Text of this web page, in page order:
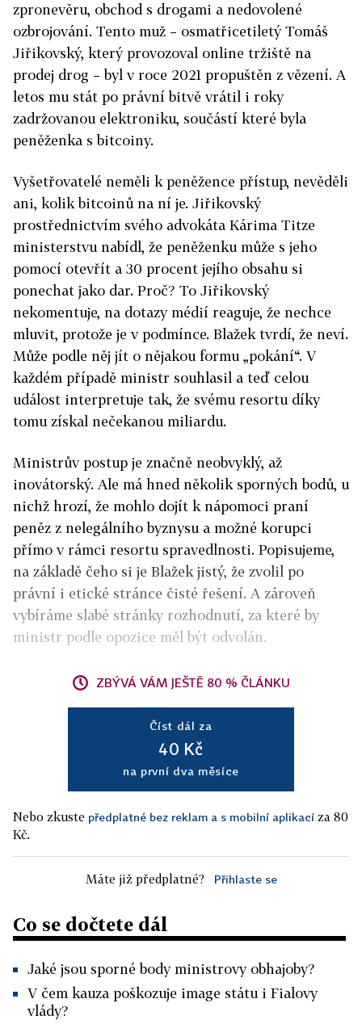
zpronevěru, obchod s drogami a nedovolené
ozbrojování. Tento muž – osmatřicetiletý Tomáš
Jiřikovský, který provozoval online tržiště na
prodej drog – byl v roce 2021 propuštěn z vězení. A
letos mu stát po právní bitvě vrátil i roky
zadržovanou elektroniku, součástí které byla
peněženka s bitcoiny.
Vyšetřovatelé neměli k peněžence přístup, nevěděli
ani, kolik bitcoinů na ní je. Jiřikovský
prostřednictvím svého advokáta Kárima Titze
ministerstvu nabídl, že peněženku může s jeho
pomocí otevřít a 30 procent jejího obsahu si
ponechat jako dar. Proč? To Jiřikovský
nekomentuje, na dotazy médií reaguje, že nechce
mluvit, protože je v podmínce. Blažek tvrdí, že neví.
Může podle něj jít o nějakou formu „pokání“. V
každém případě ministr souhlasil a teď celou
událost interpretuje tak, že svému resortu díky
tomu získal nečekanou miliardu.
Ministrův postup je značně neobvyklý, až
inovátorský. Ale má hned několik sporných bodů, u
nichž hrozí, že mohlo dojít k nápomoci praní
peněz z nelegálního byznysu a možné korupci
přímo v rámci resortu spravedlnosti. Popisujeme,
na základě čeho si je Blažek jistý, že zvolil po
právní i etické stránce čisté řešení. A zároveň
vybíráme slabé stránky rozhodnutí, za které by
ministr podle opozice měl být odvolán.
ZBÝVÁ VÁM JEŠTĚ 80 % ČLÁNKU
Číst dál za
40 Kč
na první dva měsíce
Nebo zkuste předplatné bez reklam a s mobilní aplikací za 80
Kč.
Máte již předplatné? Přihlaste se
Co se dočtete dál
Jaké jsou sporné body ministrovy obhajoby?
V čem kauza poškozuje image státu i Fialovy
vlády?